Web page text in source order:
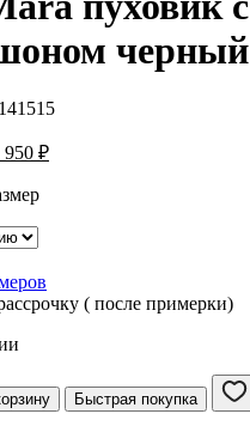
черный
141515
950 ₽
( после примерки)
Быстрая покупка